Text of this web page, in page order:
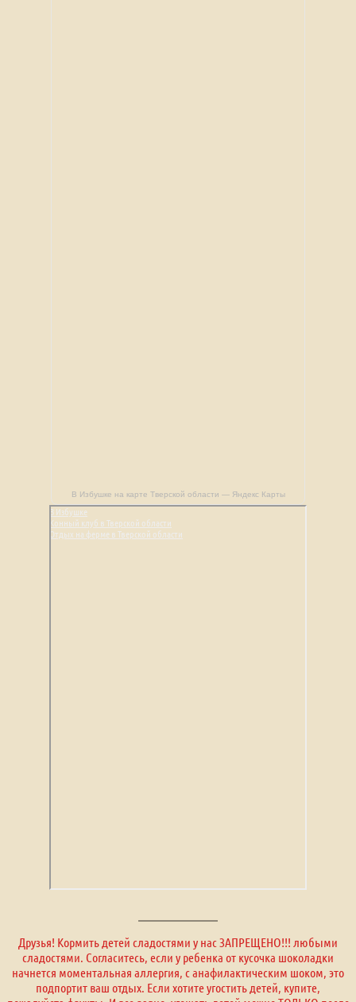
В Избушке на карте Тверской области — Яндекс Карты
В Избушке
Конный клуб в Тверской области
Отдых на ферме в Тверской области
Друзья! Кормить детей сладостями у нас ЗАПРЕЩЕНО!!! любыми
сладостями. Согласитесь, если у ребенка от кусочка шоколадки
начнется моментальная аллергия, с анафилактическим шоком, это
подпортит ваш отдых. Если хотите угостить детей, купите,